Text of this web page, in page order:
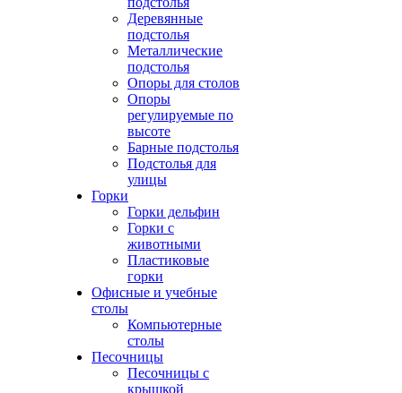
Деревянные
подстолья
Металлические
подстолья
Опоры для столов
Опоры
регулируемые по
высоте
Барные подстолья
Подстолья для
улицы
Горки
Горки дельфин
Горки с
животными
Пластиковые
горки
Офисные и учебные
столы
Компьютерные
столы
Песочницы
Песочницы с
крышкой